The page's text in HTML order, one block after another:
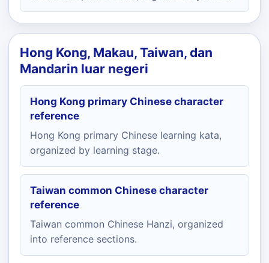
Hong Kong, Makau, Taiwan, dan
Mandarin luar negeri
Hong Kong primary Chinese character
reference
Hong Kong primary Chinese learning kata,
organized by learning stage.
Taiwan common Chinese character
reference
Taiwan common Chinese Hanzi, organized
into reference sections.